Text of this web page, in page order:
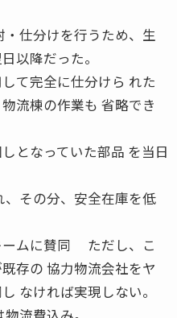
仕分けを行うため、生
以降だった。
て完全に仕分けら れた
流棟の作業も 省略でき
となっていた部品 を当日
、その分、安全在庫を低
ームに賛同 ただし、こ
存の 協力物流会社をヤ
なければ実現しない。